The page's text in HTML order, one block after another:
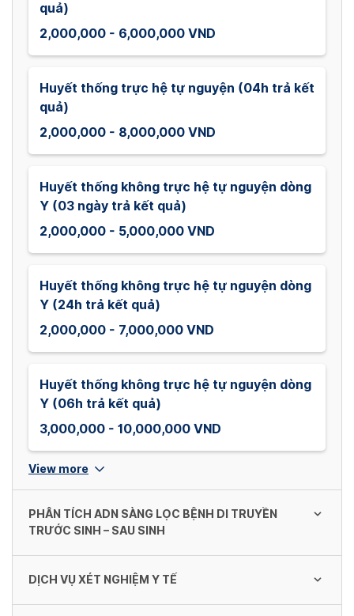
quả)
2,000,000 - 6,000,000 VND
Huyết thống trực hệ tự nguyện (04h trả kết
quả)
2,000,000 - 8,000,000 VND
Huyết thống không trực hệ tự nguyện dòng
Y (03 ngày trả kết quả)
2,000,000 - 5,000,000 VND
Huyết thống không trực hệ tự nguyện dòng
Y (24h trả kết quả)
2,000,000 - 7,000,000 VND
Huyết thống không trực hệ tự nguyện dòng
Y (06h trả kết quả)
3,000,000 - 10,000,000 VND
View more
PHÂN TÍCH ADN SÀNG LỌC BỆNH DI TRUYỀN
TRƯỚC SINH – SAU SINH
Gen Basic
DỊCH VỤ XÉT NGHIỆM Y TẾ